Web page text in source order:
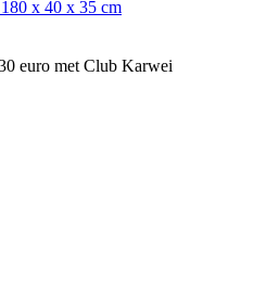
x 40 x 35 cm
euro met Club Karwei